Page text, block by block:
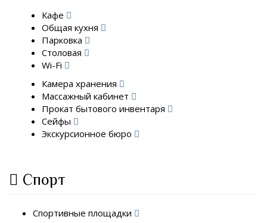
Кафе
Общая кухня
Парковка
Столовая
Wi-Fi
Камера хранения
Массажный кабинет
Прокат бытового инвентаря
Сейфы
Экскурсионное бюро
Спорт
Спортивные площадки